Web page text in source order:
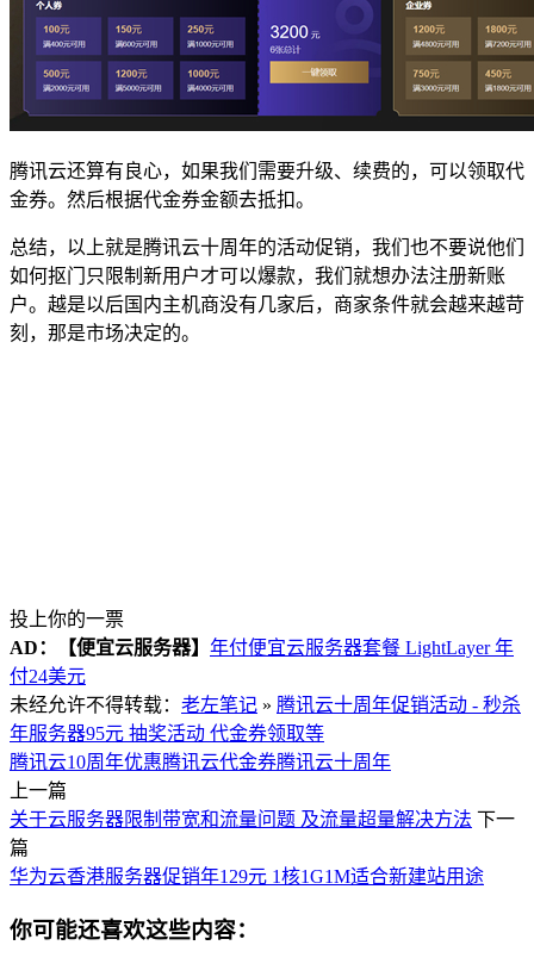
腾讯云还算有良心，如果我们需要升级、续费的，可以领取代
金券。然后根据代金券金额去抵扣。
总结，以上就是腾讯云十周年的活动促销，我们也不要说他们
如何抠门只限制新用户才可以爆款，我们就想办法注册新账
户。越是以后国内主机商没有几家后，商家条件就会越来越苛
刻，那是市场决定的。
投上你的一票
AD：
【便宜云服务器】 年付便宜云服务器套餐 LightLayer 年
付24美元
未经允许不得转载： 老左笔记 » 腾讯云十周年促销活动 - 秒杀
年服务器95元 抽奖活动 代金券领取等
腾讯云10周年优惠腾讯云代金券腾讯云十周年
上一篇
关于云服务器限制带宽和流量问题 及流量超量解决方法 下一
篇
华为云香港服务器促销年129元 1核1G1M适合新建站用途
你可能还喜欢这些内容：